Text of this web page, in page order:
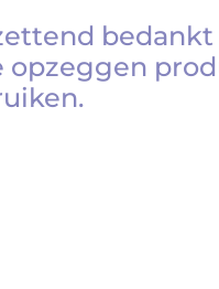
opzeggen